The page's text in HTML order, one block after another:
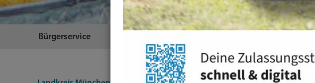
Bürgerservice